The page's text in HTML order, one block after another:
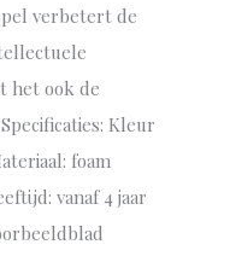
verbetert de
het ook de
Kleur
foam
vanaf 4 jaar